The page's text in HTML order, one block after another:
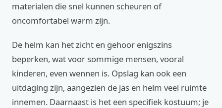
materialen die snel kunnen scheuren of
oncomfortabel warm zijn.
De helm kan het zicht en gehoor enigszins
beperken, wat voor sommige mensen, vooral
kinderen, even wennen is. Opslag kan ook een
uitdaging zijn, aangezien de jas en helm veel ruimte
innemen. Daarnaast is het een specifiek kostuum; je